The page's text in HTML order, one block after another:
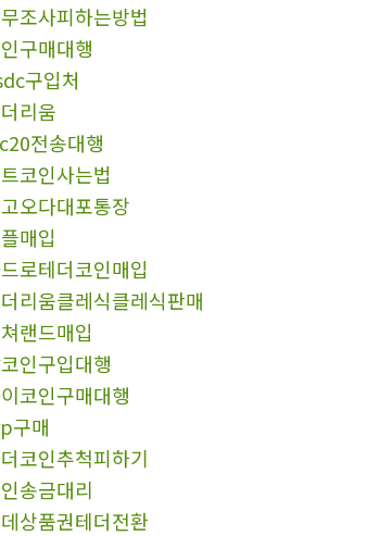
조사피하는방법
구매대행
구입처
리움
전송대행
코인사는법
오다대포통장
매입
로테더코인매입
리움클레식클레식판매
랜드매입
인구입대행
코인구매대행
구매
코인추척피하기
송금대리
상품권테더전환